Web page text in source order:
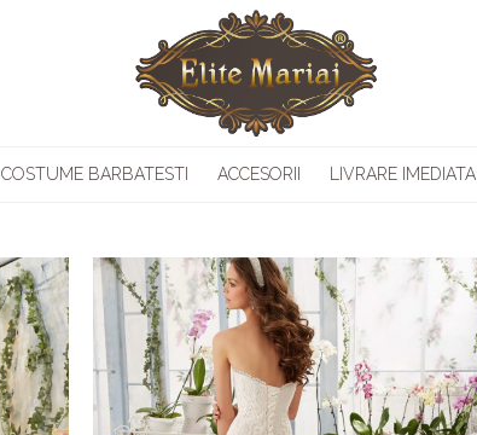
COSTUME BARBATESTI ACCESORII LIVRARE IMEDIATA